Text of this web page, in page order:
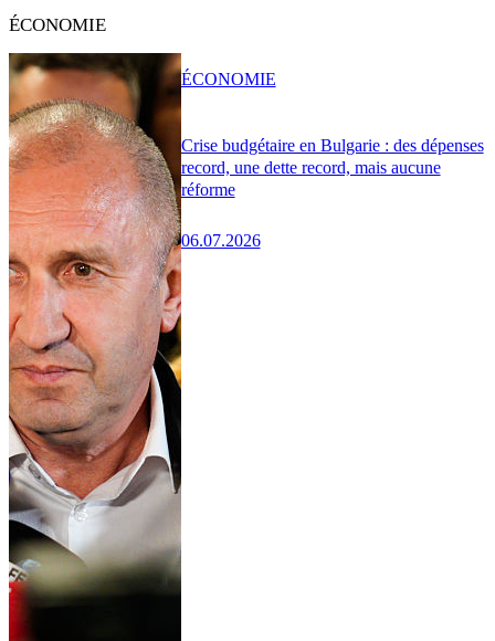
ÉCONOMIE
Crise budgétaire en Bulgarie : des dépenses
record, une dette record, mais aucune
réforme
06.07.2026
ÉCONOMIE